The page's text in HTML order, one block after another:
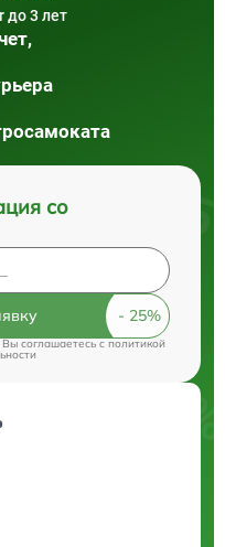
до 3 лет
со
Вы соглашаетесь cполитикой